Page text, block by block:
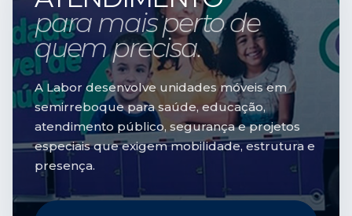
para mais perto de
quem precisa.
A Labor desenvolve unidades móveis em
semirreboque para saúde, educação,
atendimento público, segurança e projetos
especiais que exigem mobilidade, estrutura e
presença.